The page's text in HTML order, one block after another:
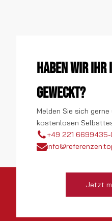
Haben wir Ihr
geweckt?
Melden Sie sich
kostenlosen
+49 221 6699435-
Jetzt